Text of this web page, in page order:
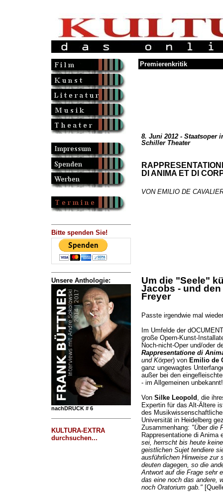
Bitte spenden Sie!
Unsere Anthologie:
nachDRUCK # 6
KULTURA-EXTRA
durchsuchen...
Premierenkritik
8. Juni 2012 - Staatsoper
Schiller Theater
DI ANIMA ET DI
VON EMILIO DE
Um die "Seele"
Jacobs - und
Freyer
Passte irgendwie mal
Im Umfelde der
große Opern-Kunst-
Noch-nicht-Oper und/oder
Rappresentatione di
und Körper) von Emilio de
ganz ungewagtes
außer bei den
- im Allgemeinen unbekannt!
Von Silke Leopold , die
Expertin für das Alt-Ältere
des
Universität in Heidelberg
Zusammenhang: "Über die
Rappresentatione di Anima
sei, herrscht bis heute
geistlichen Sujet tendiere
ausführlichen Hinweise zur
deuten dagegen, so die
Antwort auf die Frage sehr
das eine noch das andere,
noch Oratorium gab."